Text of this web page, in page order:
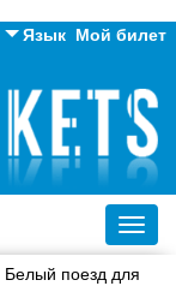
Мой билет
Язык
Английский
Русский
Украинский
Белый поезд для